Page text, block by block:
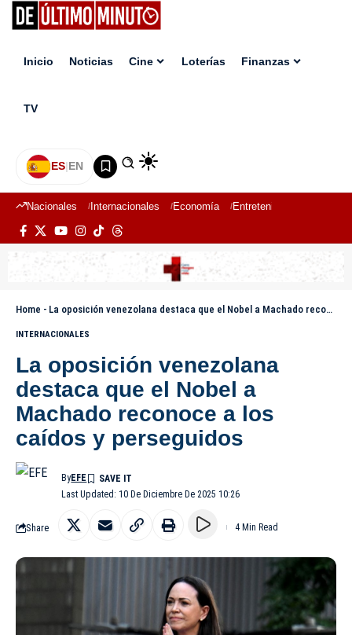
Inicio Noticias Cine Loterías Finanzas
TV
ES|EN
Nacionales Internacionales Economía Entretenimiento
Home - La oposición venezolana destaca que el Nobel a Machado reconoce a los caídos y perseguidos
INTERNACIONALES
La oposición venezolana
destaca que el Nobel a
Machado reconoce a los
caídos y perseguidos
Last Updated: 10 De Diciembre De 2025 10:26
ByEFE
Share 4 Min Read